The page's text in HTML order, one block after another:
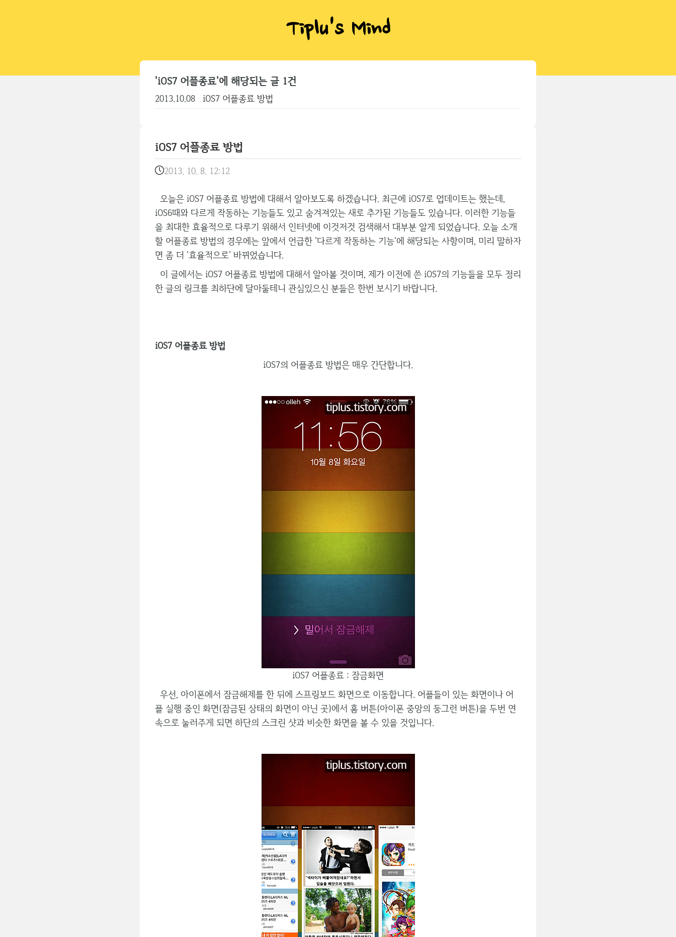
Tiplu's Mind
'iOS7 어플종료'에 해당되는 글 1건
2013.10.08 iOS7 어플종료 방법
iOS7 어플종료 방법
2013. 10. 8. 12:12
오늘은 iOS7 어플종료 방법에 대해서 알아보도록 하겠습니다. 최근에 iOS7로 업데이트는 했는데,
iOS6때와 다르게 작동하는 기능들도 있고 숨겨져있는 새로 추가된 기능들도 있습니다. 이러한 기능들
을 최대한 효율적으로 다루기 위해서 인터넷에 이것저것 검색해서 대부분 알게 되었습니다. 오늘 소개
할 어플종료 방법의 경우에는 앞에서 언급한 '다르게 작동하는 기능'에 해당되는 사항이며, 미리 말하자
면 좀 더 '효율적으로' 바뀌었습니다.
이 글에서는 iOS7 어플종료 방법에 대해서 알아볼 것이며, 제가 이전에 쓴 iOS7의 기능들을 모두 정리
한 글의 링크를 최하단에 달아둘테니 관심있으신 분들은 한번 보시기 바랍니다.
iOS7 어플종료 방법
iOS7의 어플종료 방법은 매우 간단합니다.
iOS7 어플종료 : 잠금화면
우선, 아이폰에서 잠금해제를 한 뒤에 스프링보드 화면으로 이동합니다. 어플들이 있는 화면이나 어
플 실행 중인 화면(잠금된 상태의 화면이 아닌 곳)에서 홈 버튼(아이폰 중앙의 둥그런 버튼)을 두번 연
속으로 눌러주게 되면 하단의 스크린 샷과 비슷한 화면을 볼 수 있을 것입니다.